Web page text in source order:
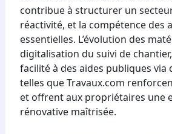
contribue à structurer un
réactivité, et la compétence des
essentielles. L’évolution des
digitalisation du suivi de chantier,
facilité à des aides publiques via
telles que Travaux.com
et offrent aux propriétaires une
rénovative maîtrisée.